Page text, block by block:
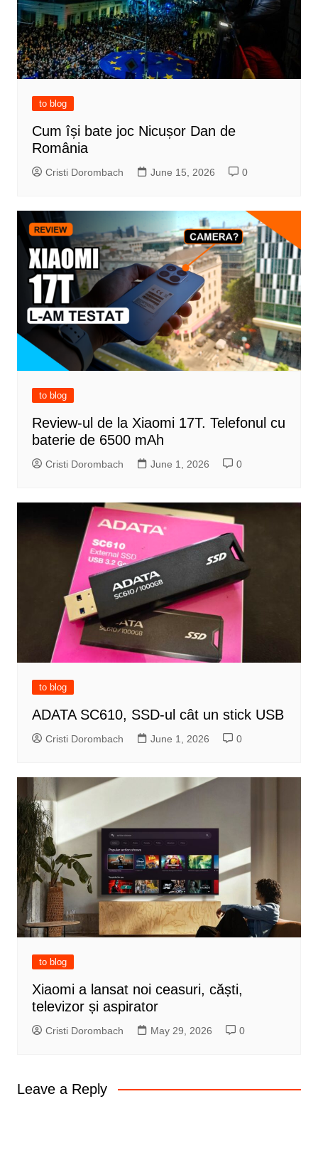
to blog
Cum își bate joc Nicușor Dan de
România
Cristi Dorombach June 15, 2026 0
to blog
Review-ul de la Xiaomi 17T. Telefonul cu
baterie de 6500 mAh
Cristi Dorombach June 1, 2026 0
to blog
ADATA SC610, SSD-ul cât un stick USB
Cristi Dorombach June 1, 2026 0
to blog
Xiaomi a lansat noi ceasuri, căști,
televizor și aspirator
Cristi Dorombach May 29, 2026 0
Leave a Reply